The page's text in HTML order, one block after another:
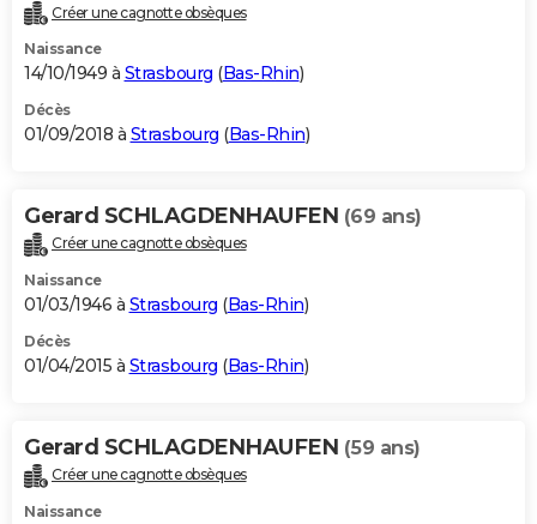
Créer une cagnotte obsèques
Naissance
14/10/1949 à Strasbourg (Bas-Rhin)
Décès
01/09/2018 à Strasbourg (Bas-Rhin)
Gerard SCHLAGDENHAUFEN (69 ans)
Créer une cagnotte obsèques
Naissance
01/03/1946 à Strasbourg (Bas-Rhin)
Décès
01/04/2015 à Strasbourg (Bas-Rhin)
Gerard SCHLAGDENHAUFEN (59 ans)
Créer une cagnotte obsèques
Naissance